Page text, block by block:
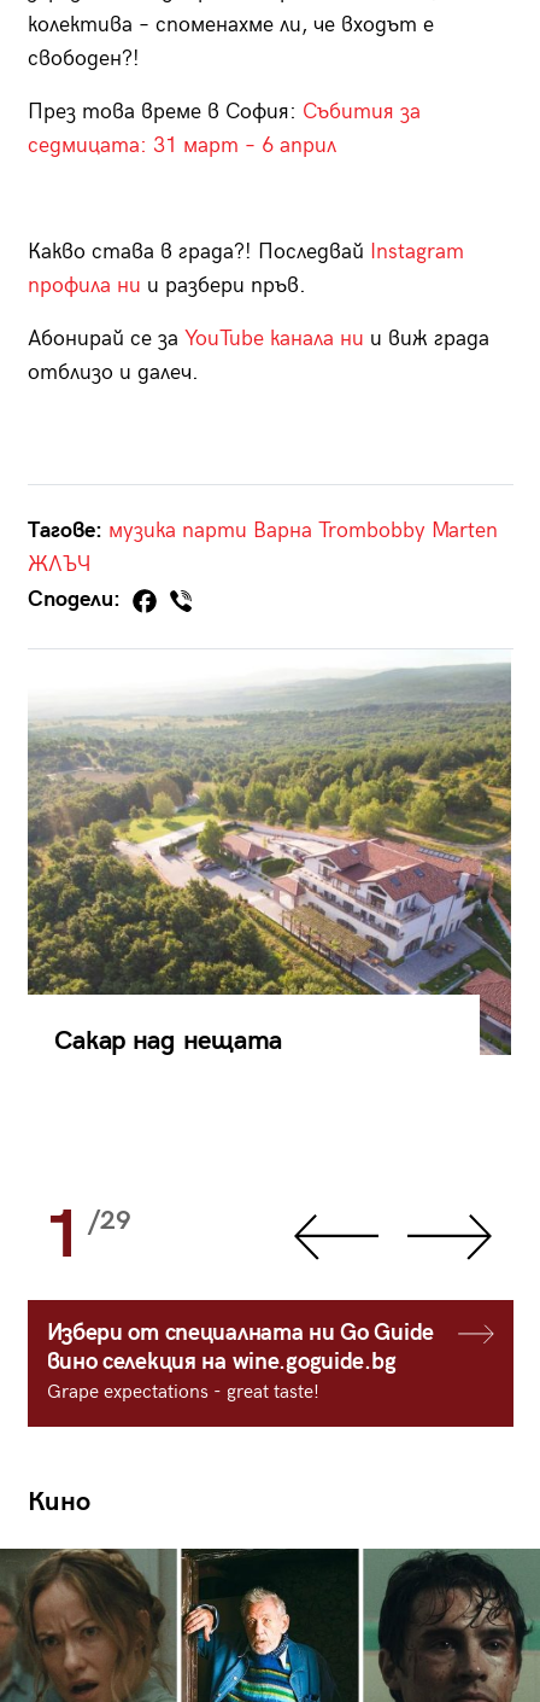
колектива – споменахме ли, че входът е
свободен?!
През това време в София: Събития за
седмицата: 31 март – 6 април
Какво става в града?! Последвай Instagram
профила ни и разбери пръв.
Абонирай се за YouTube канала ни и виж града
отблизо и далеч.
Тагове: музика парти Варна Trombobby Marten
ЖЛЪЧ
Сподели:
Сакар над нещата
1 /29
Избери от специалната ни Go Guide
вино селекция на wine.goguide.bg
Grape expectations - great taste!
Кино